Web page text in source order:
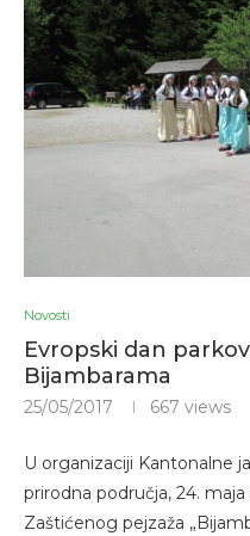
Novosti
Evropski dan
Bijambarama
25/05/2017 667 views
U organizaciji Kantonalne
prirodna područja, 24.
Zaštićenog pejzaža